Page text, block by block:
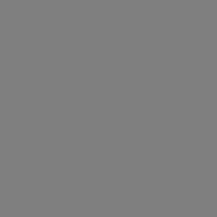
écoute
sur-mesure et repartez